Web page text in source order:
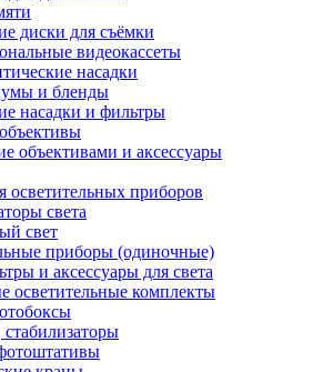
диски для съёмки
видеокассеты
насадки
и бленды
насадки и фильтры
объективами и аксессуары
осветительных приборов
света
свет
приборы (одиночные)
и аксессуары для света
осветительные комплекты